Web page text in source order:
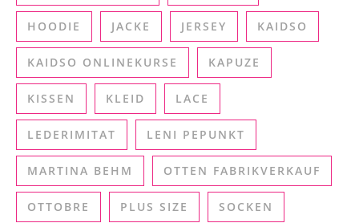
HOODIE JACKE JERSEY KAIDSO
KAIDSO ONLINEKURSE KAPUZE
KISSEN KLEID LACE
LEDERIMITAT LENI PEPUNKT
MARTINA BEHM OTTEN FABRIKVERKAUF
OTTOBRE PLUS SIZE SOCKEN